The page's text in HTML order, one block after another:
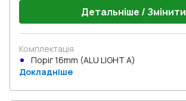
Детальніше / Змінити
Комплектація
Поріг 16mm (ALU LIGHT A)
Докладніше